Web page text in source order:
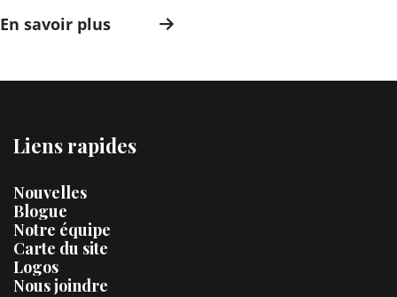
En savoir plus
Liens rapides
Nouvelles
Blogue
Notre équipe
Carte du site
Logos
Nous joindre